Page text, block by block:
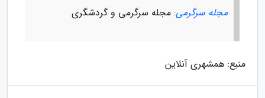
مجله سرگرمی: مجله سرگرمی و گردشگری
منبع: همشهری آنلاین